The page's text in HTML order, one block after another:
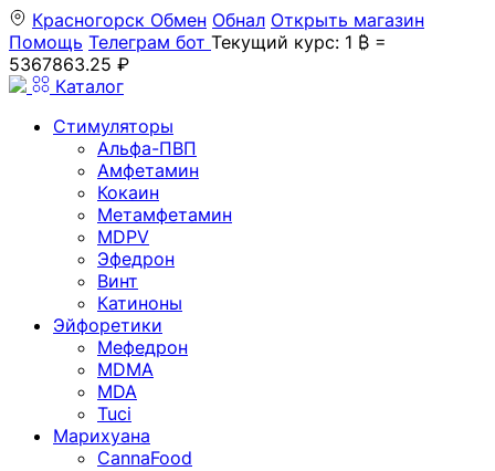
Красногорск Обмен Обнал Открыть магазин
Помощь Телеграм бот Текущий курс: 1 ₿ =
5367863.25 ₽
Каталог
Стимуляторы
Альфа-ПВП
Амфетамин
Кокаин
Метамфетамин
MDPV
Эфедрон
Винт
Катиноны
Эйфоретики
Мефедрон
MDMA
MDA
Tuci
Марихуана
CannaFood